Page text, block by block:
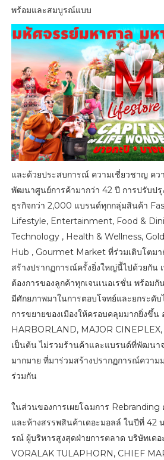
พร้อมและสมบูรณ์แบบ
และด้วยประสบการณ์ ความเชี่ยวชาญ คว
พัฒนาศูนย์การค้ามากว่า 42 ปี การปรับป
ธุรกิจกว่า 2,000 แบรนด์ทุกกลุ่มสินค้า
Lifestyle, Entertainment, Food &
Technology , Health & Wellness,
Hub , Gourmet Market ที่ร่วมเติบโตมา
สร้างปรากฏการณ์ครั้งยิ่งใหญ่นี้ไปด้วยกัน
ต้องการของลูกค้าทุกเจนเนอเรชั่น พร้อม
มีศักยภาพมาในการตอบโจทย์และยกระดั
การขยายของเมืองให้ครอบคลุมมากยิ่งขึ้น
HARBORLAND, MAJOR
เป็นต้น ไม่รวมร้านค้าและแบรนด์ที่พัฒนา
มากมาย ที่มาร่วมสร้างปรากฏการณ์ความ
ร่วมกัน
ในส่วนของการเผยโฉมการ Rebranding
และห้างสรรพสินค้าเดอะมอลล์ ในปีที่ 42
รณ์ ผู้บริหารสูงสุดฝ่ายการตลาด บริษัทเด
VORALAK TULAPHORN, CHIEF